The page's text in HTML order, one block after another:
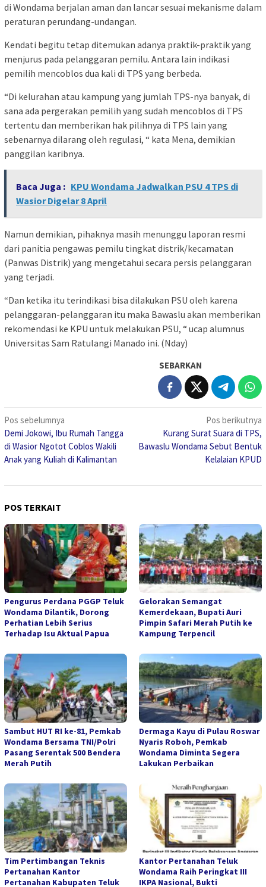
di Wondama berjalan aman dan lancar sesuai mekanisme dalam
peraturan perundang-undangan.
Kendati begitu tetap ditemukan adanya praktik-praktik yang
menjurus pada pelanggaran pemilu. Antara lain indikasi
pemilih mencoblos dua kali di TPS yang berbeda.
“Di kelurahan atau kampung yang jumlah TPS-nya banyak, di
sana ada pergerakan pemilih yang sudah mencoblos di TPS
tertentu dan memberikan hak pilihnya di TPS lain yang
sebenarnya dilarang oleh regulasi, “ kata Mena, demikian
panggilan karibnya.
Baca Juga : KPU Wondama Jadwalkan PSU 4 TPS di
Wasior Digelar 8 April
Namun demikian, pihaknya masih menunggu laporan resmi
dari panitia pengawas pemilu tingkat distrik/kecamatan
(Panwas Distrik) yang mengetahui secara persis pelanggaran
yang terjadi.
“Dan ketika itu terindikasi bisa dilakukan PSU oleh karena
pelanggaran-pelanggaran itu maka Bawaslu akan memberikan
rekomendasi ke KPU untuk melakukan PSU, “ ucap alumnus
Universitas Sam Ratulangi Manado ini. (Nday)
SEBARKAN
Navigasi
pos
Pos sebelumnya
Demi Jokowi, Ibu Rumah Tangga
di Wasior Ngotot Coblos Wakili
Anak yang Kuliah di Kalimantan
Pos berikutnya
Kurang Surat Suara di TPS,
Bawaslu Wondama Sebut Bentuk
Kelalaian KPUD
POS TERKAIT
Pengurus Perdana PGGP Teluk
Wondama Dilantik, Dorong
Perhatian Lebih Serius
Terhadap Isu Aktual Papua
Gelorakan Semangat
Kemerdekaan, Bupati Auri
Pimpin Safari Merah Putih ke
Kampung Terpencil
Sambut HUT RI ke-81, Pemkab
Wondama Bersama TNI/Polri
Pasang Serentak 500 Bendera
Merah Putih
Dermaga Kayu di Pulau Roswar
Nyaris Roboh, Pemkab
Wondama Diminta Segera
Lakukan Perbaikan
Tim Pertimbangan Teknis
Pertanahan Kantor
Pertanahan Kabupaten Teluk
Kantor Pertanahan Teluk
Wondama Raih Peringkat III
IKPA Nasional, Bukti